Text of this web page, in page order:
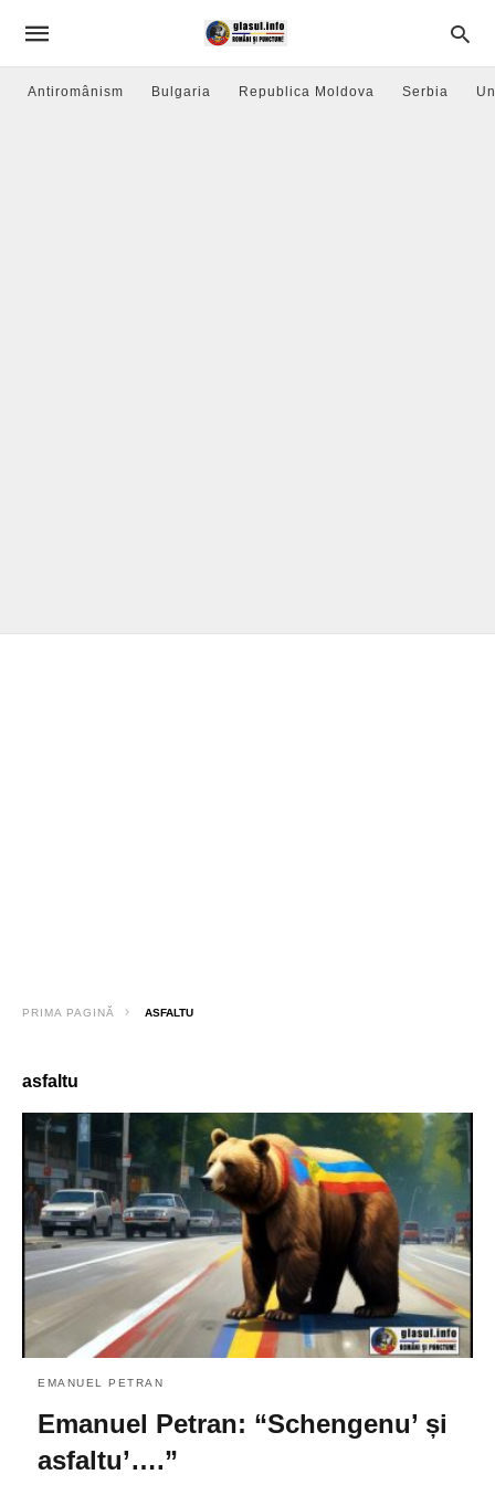
Antiromânism Bulgaria Republica Moldova Serbia
PRIMA PAGINĂ ASFALTU
asfaltu
EMANUEL PETRAN
Emanuel Petran: “Schengenu’ și
asfaltu’….”